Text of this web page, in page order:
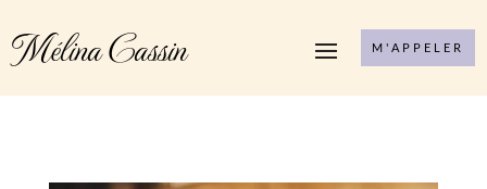
Mélina Cassin M'APPELER